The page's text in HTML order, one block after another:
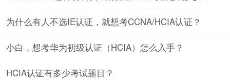
为什么有人不选IE认证，就想考CCNA/HCIA认证？
小白，想考华为初级认证（HCIA）怎么入手？
HCIA认证有多少考试题目？